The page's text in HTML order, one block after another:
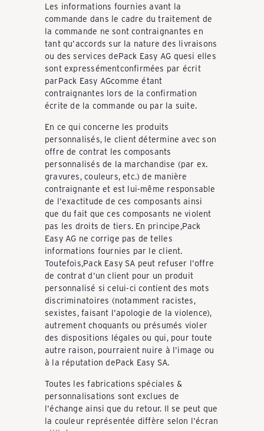
Les informations fournies avant la
commande dans le cadre du traitement de
la commande ne sont contraignantes en
tant qu'accords sur la nature des livraisons
ou des services dePack Easy AG quesi elles
sont expressémentconfirmées par écrit
parPack Easy AGcomme étant
contraignantes lors de la confirmation
écrite de la commande ou par la suite.
En ce qui concerne les produits
personnalisés, le client détermine avec son
offre de contrat les composants
personnalisés de la marchandise (par ex.
gravures, couleurs, etc.) de manière
contraignante et est lui-même responsable
de l'exactitude de ces composants ainsi
que du fait que ces composants ne violent
pas les droits de tiers. En principe,Pack
Easy AG ne corrige pas de telles
informations fournies par le client.
Toutefois,Pack Easy SA peut refuser l'offre
de contrat d'un client pour un produit
personnalisé si celui-ci contient des mots
discriminatoires (notamment racistes,
sexistes, faisant l'apologie de la violence),
autrement choquants ou présumés violer
des dispositions légales ou qui, pour toute
autre raison, pourraient nuire à l'image ou
à la réputation dePack Easy SA.
Toutes les fabrications spéciales &
personnalisations sont exclues de
l'échange ainsi que du retour. Il se peut que
la couleur représentée diffère selon l'écran